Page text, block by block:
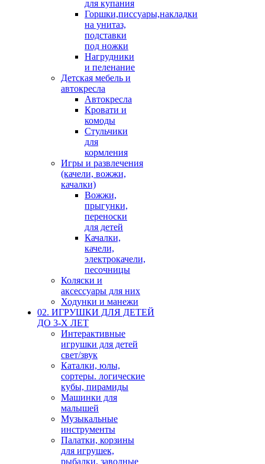
для купания
Горшки,писсуары,накладки
на унитаз,
подставки
под ножки
Нагрудники
и пеленание
Детская мебель и
автокресла
Автокресла
Кровати и
комоды
Стульчики
для
кормления
Игры и развлечения
(качели, вожжи,
качалки)
Вожжи,
прыгунки,
переноски
для детей
Качалки,
качели,
электрокачели,
песочницы
Коляски и
аксессуары для них
Ходунки и манежи
02. ИГРУШКИ ДЛЯ ДЕТЕЙ
ДО 3-Х ЛЕТ
Интерактивные
игрушки для детей
свет/звук
Каталки, юлы,
сортеры. логические
кубы, пирамиды
Машинки для
малышей
Музыкальные
инструменты
Палатки, корзины
для игрушек,
рыбалки, заводные